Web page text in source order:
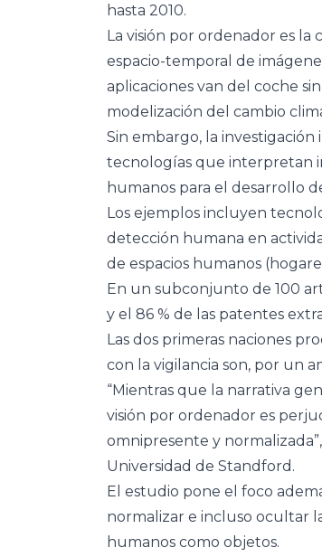
hasta 2010.
La visión por ordenador es la
espacio-temporal de
aplicaciones van del coche
modelización del cambio
Sin embargo, la investigación
tecnologías que interpretan
humanos para el desarrollo
Los ejemplos incluyen
detección humana en
de espacios humanos
En un subconjunto de 100
y el 86 % de las patentes
Las dos primeras naciones
con la vigilancia son, por un
“Mientras que la narrativa
visión por ordenador es
omnipresente y
Universidad de Standford.
El estudio pone el foco
normalizar e incluso ocultar
humanos como objetos.